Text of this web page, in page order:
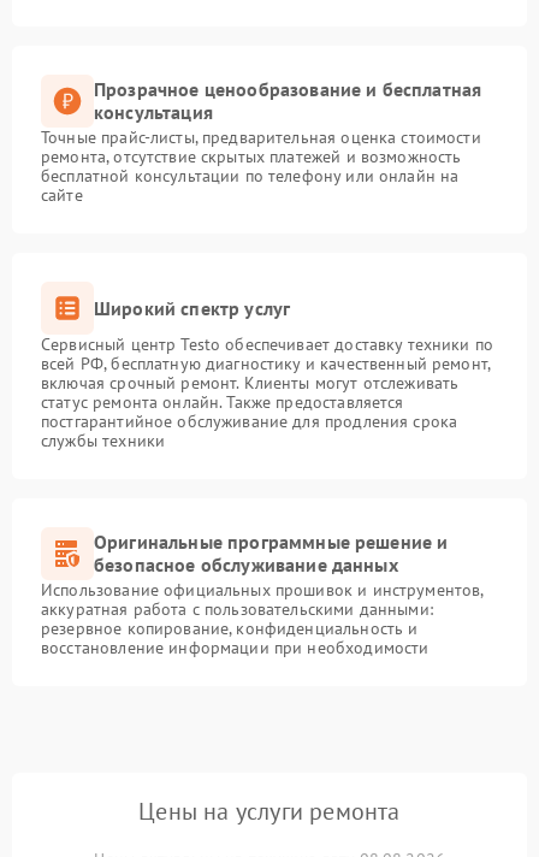
Прозрачное ценообразование и бесплатная
консультация
Точные прайс-листы, предварительная оценка стоимости
ремонта, отсутствие скрытых платежей и возможность
бесплатной консультации по телефону или онлайн на
сайте
Широкий спектр услуг
Сервисный центр Testo обеспечивает доставку техники по
всей РФ, бесплатную диагностику и качественный ремонт,
включая срочный ремонт. Клиенты могут отслеживать
статус ремонта онлайн. Также предоставляется
постгарантийное обслуживание для продления срока
службы техники
Оригинальные программные решение и
безопасное обслуживание данных
Использование официальных прошивок и инструментов,
аккуратная работа с пользовательскими данными:
резервное копирование, конфиденциальность и
восстановление информации при необходимости
Цены на услуги ремонта